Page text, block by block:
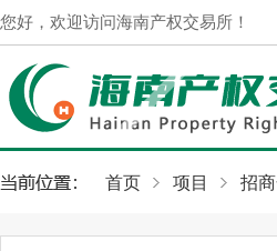
您好，欢迎访问海南产权交易所！
首页 项目 招